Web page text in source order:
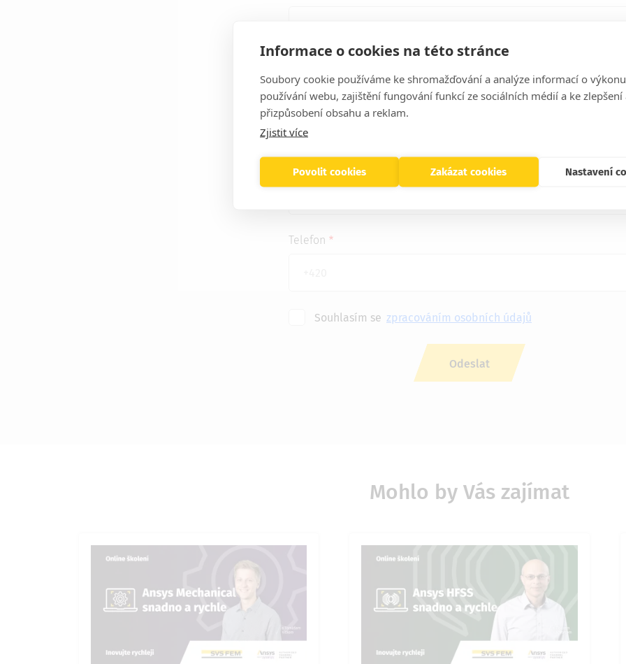
Informace o cookies na této stránce
Soubory cookie používáme ke shromažďování a analýze informací o
používání webu, zajištění fungování funkcí ze sociálních médií a ke zlepšení
přizpůsobení obsahu a reklam.
Zjistit více
Povolit cookies Zakázat cookies Nastavení
Záznamy neodesíláme na soukromé e-maily
Název společnosti nebo školy
Telefon
Souhlasím se zpracováním osobních údajů
Mohlo by Vás zajímat